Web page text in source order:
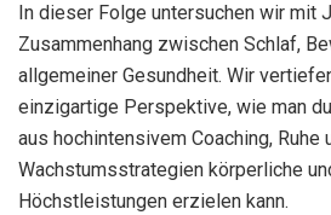
In dieser Folge untersuchen wir mit
Zusammenhang zwischen Schlaf,
allgemeiner Gesundheit. Wir
einzigartige Perspektive, wie man
aus hochintensivem Coaching, Ruhe
Wachstumsstrategien körperliche
Höchstleistungen erzielen kann.